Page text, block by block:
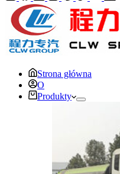
Strona główna
O
Produkty